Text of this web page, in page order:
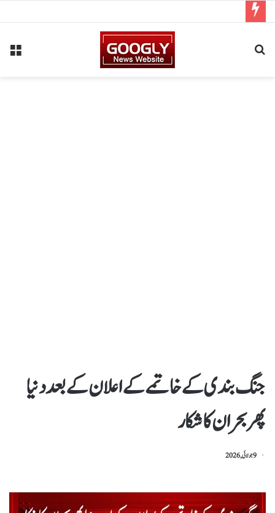
جنگ بندی کے خاتمے کے اعلان کے بعد دنیا
پھر بحران کا شکار
9 جولائی, 2026